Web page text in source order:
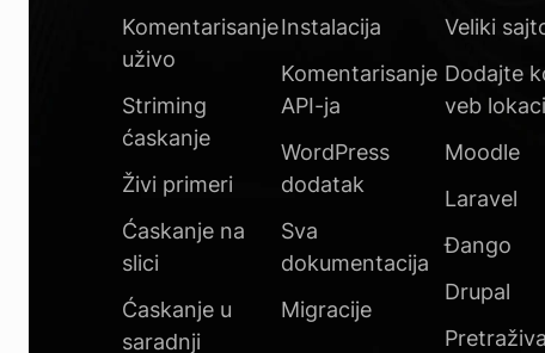
Komentarisanje
uživo
Striming
ćaskanje
Živi primeri
Ćaskanje na
slici
Ćaskanje u
saradnji
Instalacija
Komentarisanje
API-ja
WordPress
dodatak
Sva
dokumentacija
Migracije
Veliki
Dodajte
veb
Moodle
Laravel
Đango
Drupal